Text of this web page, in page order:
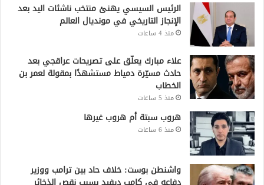
الرئيس السيسي يهنئ منتخب ناشئات اليد بعد
الإنجاز التاريخي في مونديال العالم
منذ 4 ساعات
علاء مبارك يعلّق على تصريحات عراقجي بعد
حادث مسيّرة دمياط مستشهدًا بمقولة لعمر بن
الخطاب
منذ 5 ساعات
هروب سبتة أم هروب غيرها
منذ 6 ساعات
واشنطن بوست: خلاف حاد بين ترامب ووزير